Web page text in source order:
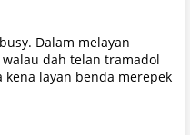
Dalam melayan
dah telan tramadol
layan benda merepek